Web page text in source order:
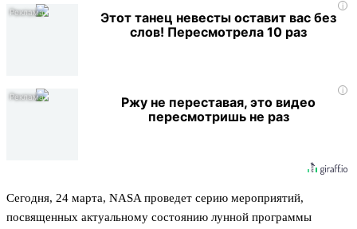
i
Этот танец невесты оставит вас без
слов! Пересмотрела 10 раз
i
Ржу не переставая, это видео
пересмотришь не раз
Сегодня, 24 марта, NASA проведет серию мероприятий,
посвященных актуальному состоянию лунной программы